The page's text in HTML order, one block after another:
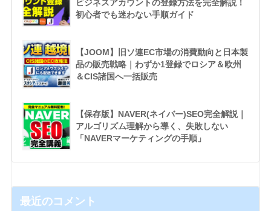
ビジネスアカウントの登録方法を完全解説！
初心者でも迷わない手順ガイド
【JOOM】旧ソ連EC市場の消費動向と日本製
品の販売戦略｜わずか1登録でロシア＆欧州
＆CIS諸国へ一括販売
【保存版】NAVER(ネイバー)SEO完全解説｜
アルゴリズム理解から導く、失敗しない
「NAVERマーケティングの手順」
最近のコメント